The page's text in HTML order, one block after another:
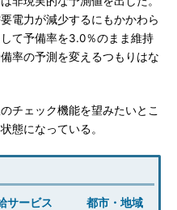
電力が減少するにもかかわら
て予備率を3.0％のまま維持
率の予測を変えるつもりはな
チェック機能を望みたいとこ
態になっている。
サービス 都市・地域